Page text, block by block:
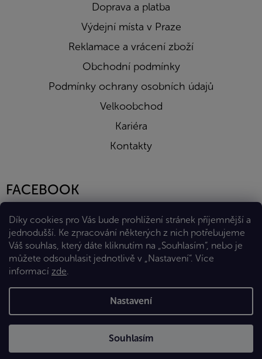
Díky cookies pro Vás bude prohlížení stránek příjemnější a
jednodušší. Ke zpracování některých z nich potřebujeme
Váš souhlas, který dáte kliknutím na „Souhlasím“, nebo je
můžete odsouhlasit jednotlivě v „Nastavení“. Více
informací zde.
Nastavení
Souhlasím
Doprava a platba
Výdejní místa v Praze
Reklamace a vrácení zboží
Obchodní podmínky
Podmínky ochrany osobních údajů
Velkoobchod
Kariéra
Kontakty
FACEBOOK
Vytvořil Shoptet Premium
Copyright 2026Eshop Diana Company, spol. s r.o.. Všechna
práva vyhrazena.